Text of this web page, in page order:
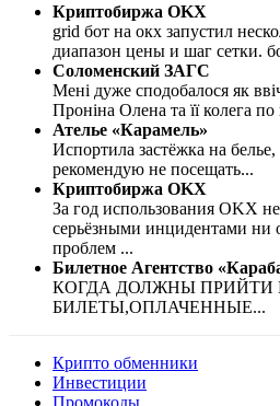
Криптобиржа OKX
grid бот на окх запустил
диапазон цены и шаг сетки.
Соломенский ЗАГС
Мені дуже сподобалося як
Проніна Олена та її колега
Ателье «Карамель»
Испортила застёжка на
рекомендую не посещать...
Криптобиржа OKX
За год использования OKX
серьёзными инцидентами
проблем ...
Билетное Агентство
КОГДА ДОЛЖНЫ ПРИЙТИ
БИЛЕТЫ,ОПЛАЧЕННЫЕ...
Крипто обменники
Инвестиции
Промокоды